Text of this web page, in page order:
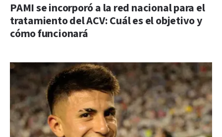
PAMI se incorporó a la red nacional para el
tratamiento del ACV: Cuál es el objetivo y
cómo funcionará